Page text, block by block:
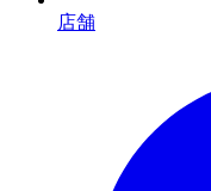
店舗